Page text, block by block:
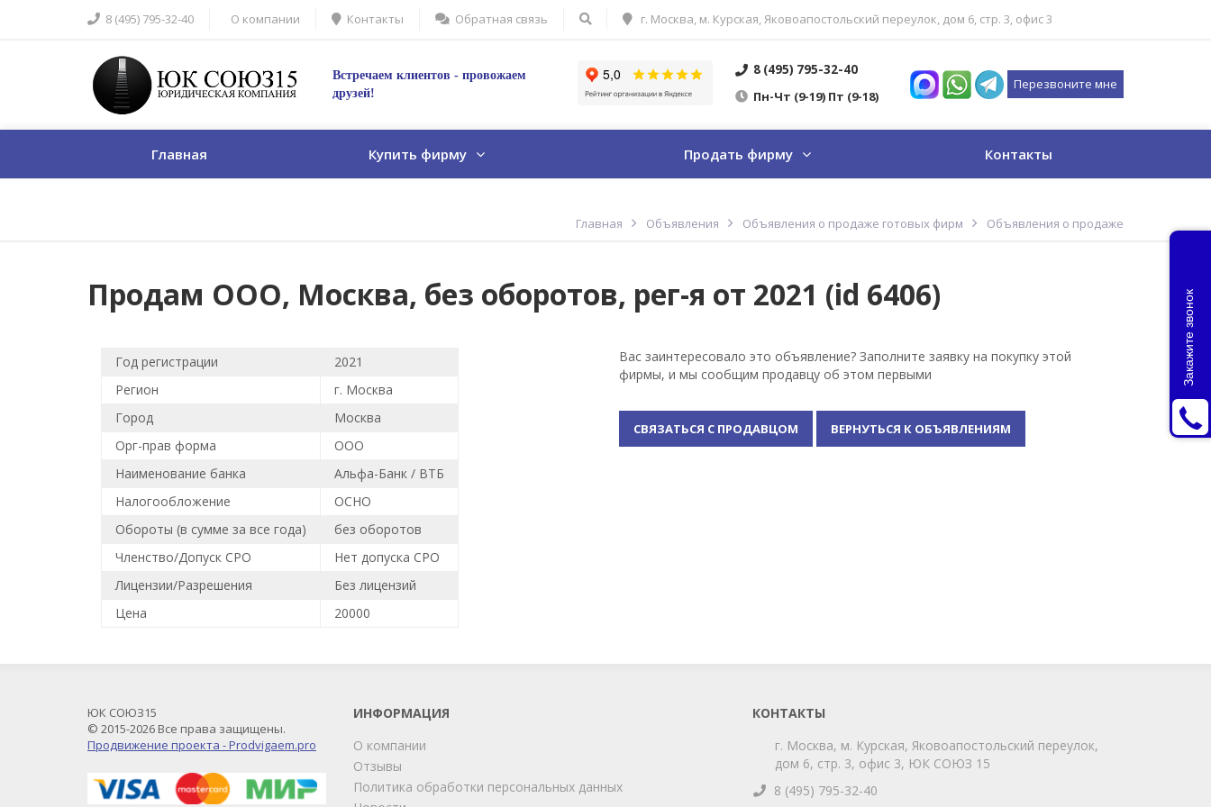
8 (495) 795-32-40 О компании Контакты Обратная связь г. Москва, м. Курская, Яковоапостольский переулок, дом 6, стр. 3, офис 3
Встречаем клиентов - провожаем
друзей!
8 (495) 795-32-40
Пн-Чт (9-19) Пт (9-18)
Перезвоните мне
Главная Купить фирму Продать фирму Контакты
Главная Объявления Объявления о продаже готовых фирм Объявления о продаже
Продам ООО, Москва, без оборотов, рег-я от 2021 (id 6406)
Год регистрации
2021
Регион
г. Москва
Город
Москва
Орг-прав форма
ООО
Наименование банка
Альфа-Банк / ВТБ
Налогообложение
ОСНО
Обороты (в сумме за все года)
без оборотов
Членство/Допуск СРО
Нет допуска СРО
Лицензии/Разрешения
Без лицензий
Цена
20000
Вас заинтересовало это объявление? Заполните заявку на покупку этой
фирмы, и мы сообщим продавцу об этом первыми
СВЯЗАТЬСЯ С ПРОДАВЦОМ ВЕРНУТЬСЯ К ОБЪЯВЛЕНИЯМ
ИНФОРМАЦИЯ
О компании
Отзывы
Политика обработки персональных данных
КОНТАКТЫ
г. Москва, м. Курская, Яковоапостольский переулок,
дом 6, стр. 3, офис 3, ЮК СОЮЗ 15
8 (495) 795-32-40
ЮК СОЮЗ15
© 2015-2026 Все права защищены.
Продвижение проекта - Prodvigaem.pro
Закажите звонок
Telegram Max
Телефон